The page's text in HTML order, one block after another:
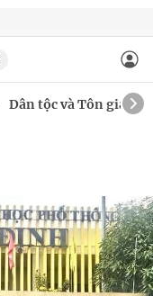
Dân tộc và Tôn giáo